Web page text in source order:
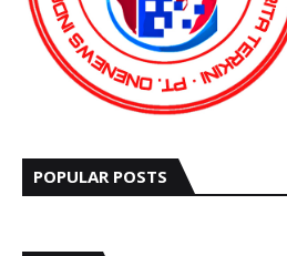
POPULAR POSTS